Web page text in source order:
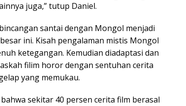
juga,” tutup Daniel.
santai dengan Mongol menjadi
ini. Kisah pengalaman mistis Mongol
ketegangan. Kemudian diadaptasi dan
filim horor dengan sentuhan cerita
yang memukau.
sekitar 40 persen cerita film berasal